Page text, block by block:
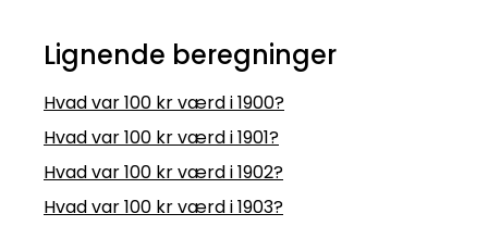
Lignende beregninger
Hvad var 100 kr værd i 1900?
Hvad var 100 kr værd i 1901?
Hvad var 100 kr værd i 1902?
Hvad var 100 kr værd i 1903?